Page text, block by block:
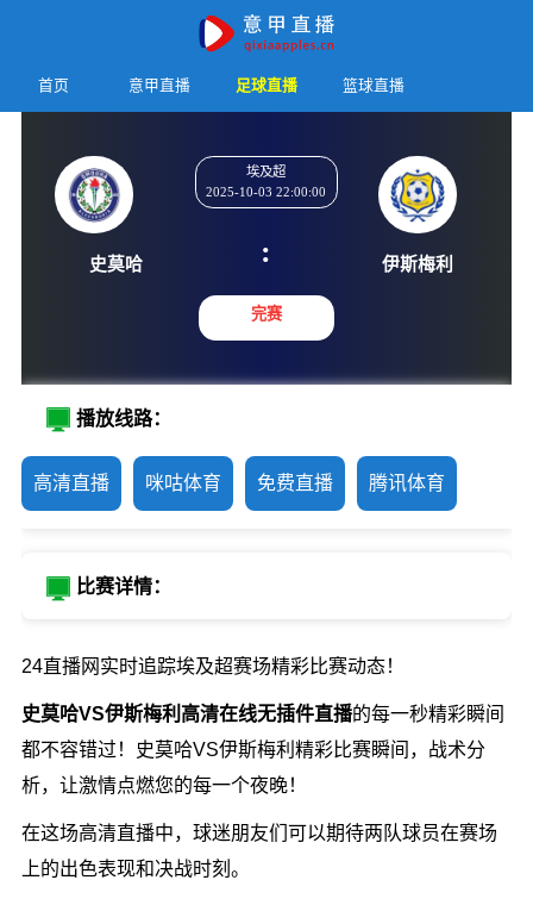
首页 意甲直播 足球直播 篮球直播
埃及超
2025-10-03 22:00:00
:
完赛
播放线路：
高清直播 咪咕体育 免费直播 腾讯体育
比赛详情：
24直播网实时追踪埃及超赛场精彩比赛动态！
史莫哈VS伊斯梅利高清在线无插件直播的每一秒精彩瞬间
都不容错过！史莫哈VS伊斯梅利精彩比赛瞬间，战术分
析，让激情点燃您的每一个夜晚！
在这场高清直播中，球迷朋友们可以期待两队球员在赛场
上的出色表现和决战时刻。